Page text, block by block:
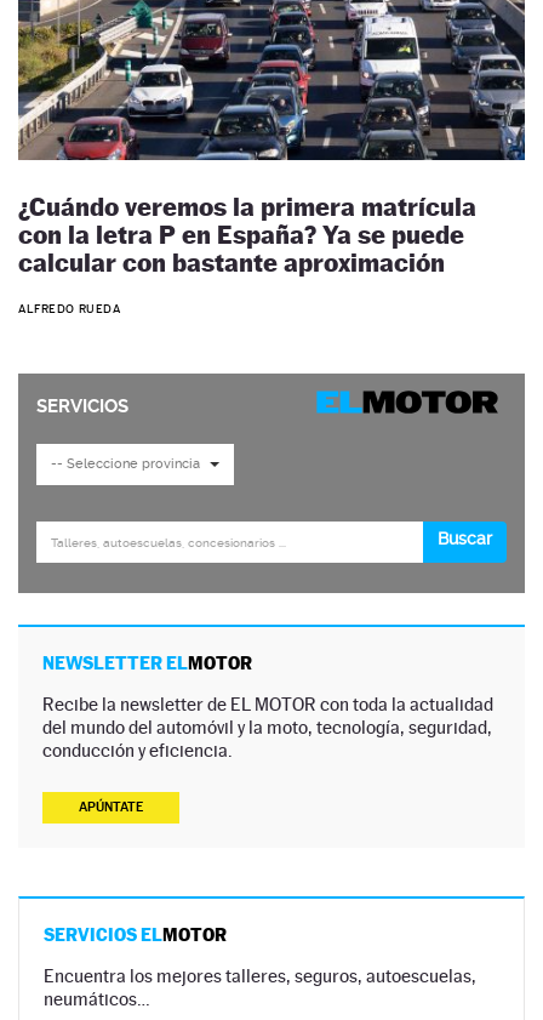
¿Cuándo veremos la primera matrícula
con la letra P en España? Ya se puede
calcular con bastante aproximación
ALFREDO RUEDA
NEWSLETTER ELMOTOR
Recibe la newsletter de EL MOTOR con toda la actualidad
del mundo del automóvil y la moto, tecnología, seguridad,
conducción y eficiencia.
APÚNTATE
SERVICIOS ELMOTOR
Encuentra los mejores talleres, seguros, autoescuelas,
neumáticos…